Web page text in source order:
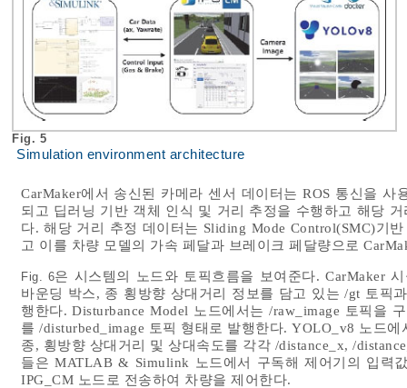
Fig. 5
Simulation environment architecture
CarMaker에서 송신된 카메라 센서 데이터는 ROS 통신을
되고 딥러닝 기반 객체 인식 및 거리 추정을 수행하고 해당
다. 해당 거리 추정 데이터는 Sliding Mode Control(SMC)기
고 이를 차량 모델의 가속 페달과 브레이크 페달량으로
Fig. 6은 시스템의 노드와 토픽흐름을 보여준다. CarMaker
바운딩 박스, 종 횡방향 상대거리 정보를 담고 있는 /gt 토픽
행한다. Disturbance Model 노드에서는 /raw_image 토픽을
를 /disturbed_image 토픽 형태로 발행한다. YOLO_v8 노드
종, 횡방향 상대거리 및 상대속도를 각각 /distance_x, /
들은 MATLAB & Simulink 노드에서 구독해 제어기의 입력
IPG_CM 노드로 전송하여 차량을 제어한다.